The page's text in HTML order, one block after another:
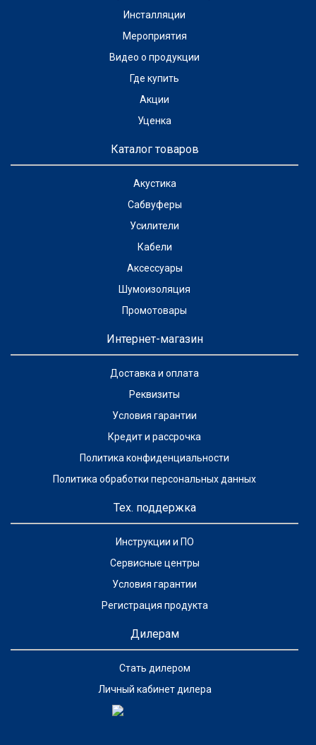
Инсталляции
Мероприятия
Видео о продукции
Где купить
Акции
Уценка
Каталог товаров
Акустика
Сабвуферы
Усилители
Кабели
Аксессуары
Шумоизоляция
Промотовары
Интернет-магазин
Доставка и оплата
Реквизиты
Условия гарантии
Кредит и рассрочка
Политика конфиденциальности
Политика обработки персональных данных
Тех. поддержка
Инструкции и ПО
Сервисные центры
Условия гарантии
Регистрация продукта
Дилерам
Стать дилером
Личный кабинет дилера